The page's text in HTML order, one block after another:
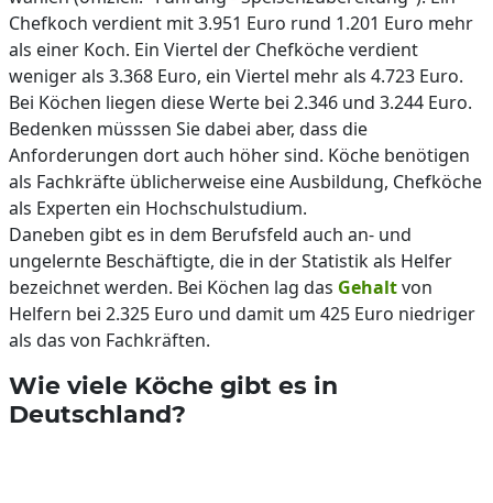
Chefkoch verdient mit 3.951 Euro rund 1.201 Euro mehr
als einer Koch. Ein Viertel der Chefköche verdient
weniger als 3.368 Euro, ein Viertel mehr als 4.723 Euro.
Bei Köchen liegen diese Werte bei 2.346 und 3.244 Euro.
Bedenken müsssen Sie dabei aber, dass die
Anforderungen dort auch höher sind. Köche benötigen
als Fachkräfte üblicherweise eine Ausbildung, Chefköche
als Experten ein Hochschulstudium.
Daneben gibt es in dem Berufsfeld auch an- und
ungelernte Beschäftigte, die in der Statistik als Helfer
bezeichnet werden. Bei Köchen lag das Gehaltvon
Helfern bei 2.325 Euro und damit um 425 Euro niedriger
als das von Fachkräften.
Wie viele Köche gibt es in
Deutschland?